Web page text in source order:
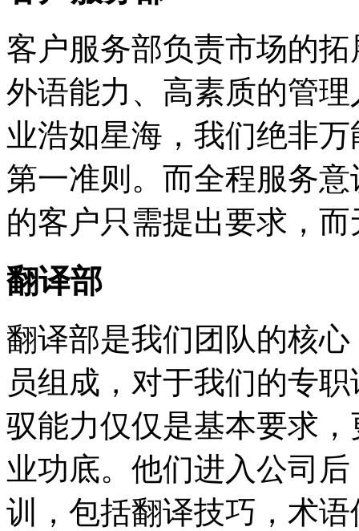
客户服务部负责市场的
外语能力、高素质的管
业浩如星海，我们绝非
第一准则。而全程服务
的客户只需提出要求，
翻译部
翻译部是我们团队的核
员组成，对于我们的专
驭能力仅仅是基本要求
业功底。他们进入公司
训，包括翻译技巧，术